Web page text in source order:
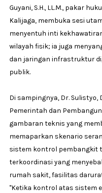
Guyani, S.H., LL.M., pakar
Kalijaga, membuka sesi
menyentuh inti
wilayah fisik; ia juga
dan jaringan infrastruktur
publik.
Di sampingnya, Dr. Sulistyo,
Pemerintah dan
gambaran teknis yang
memaparkan skenario
sistem kontrol pembangkit
terkoordinasi yang
rumah sakit, fasilitas
"Ketika kontrol atas sistem